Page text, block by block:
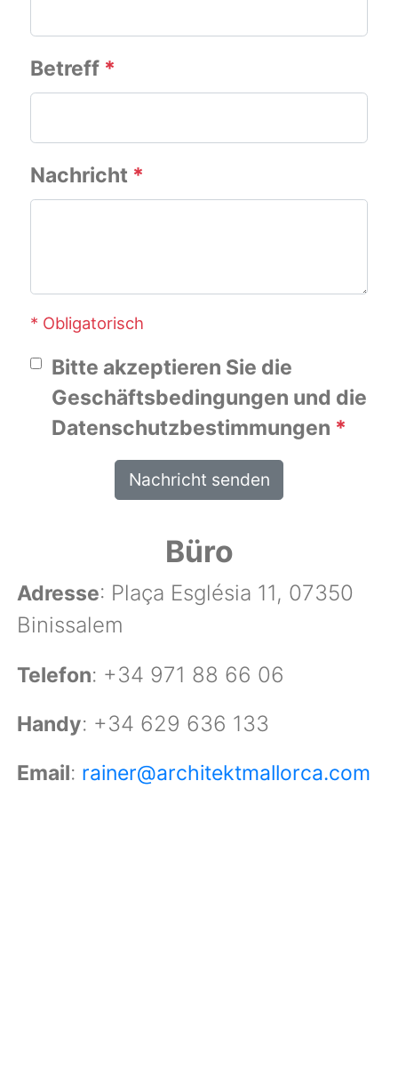
Betreff *
Nachricht *
* Obligatorisch
Bitte akzeptieren Sie die
Geschäftsbedingungen und die
Datenschutzbestimmungen *
Nachricht senden
Büro
Adresse: Plaça Església 11, 07350
Binissalem
Telefon: +34 971 88 66 06
Handy: +34 629 636 133
Email: rainer@architektmallorca.com